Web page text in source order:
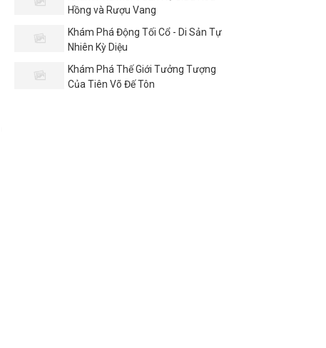
Hồng và Rượu Vang
Khám Phá Động Tối Cổ - Di Sản Tự
Nhiên Kỳ Diệu
Khám Phá Thế Giới Tưởng Tượng
Của Tiên Võ Đế Tôn